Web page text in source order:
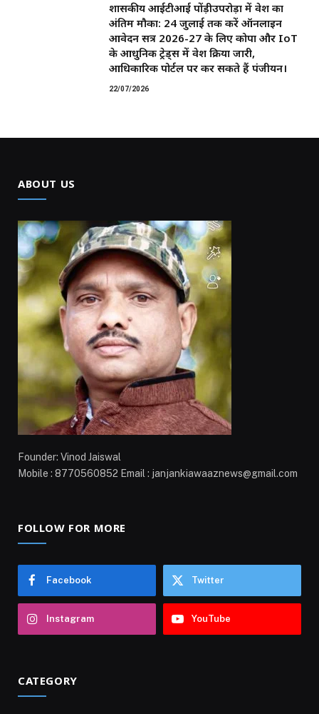
शासकीय आईटीआई पोंड़ीउपरोड़ा में प्रवेश का
अंतिम मौका: 24 जुलाई तक करें ऑनलाइन
आवेदन सत्र 2026-27 के लिए कोपा और IoT
के आधुनिक ट्रेड्स में प्रवेश प्रक्रिया जारी,
आधिकारिक पोर्टल पर कर सकते हैं पंजीयन।
22/07/2026
ABOUT US
Founder: Vinod Jaiswal
Mobile : 8770560852 Email : janjankiawaaznews@gmail.com
FOLLOW FOR MORE
Facebook Twitter
Instagram YouTube
CATEGORY